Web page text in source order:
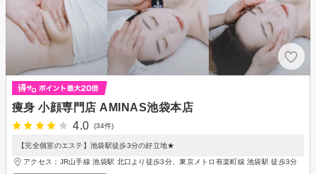
痩身 小顔専門店 AMINAS池袋本店
4.0
(34件)
【完全個室のエステ】池袋駅徒歩3分の好立地★
アクセス：JR山手線 池袋駅 北口より徒歩3分、東京メトロ有楽町線 池袋駅 徒歩3分